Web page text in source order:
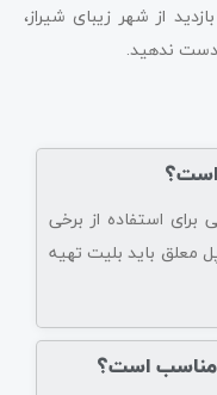
از شهر زیبای شیراز،
دست ندهید.
است؟
برای استفاده از برخی
معلق باید بلیت تهیه
مناسب است؟